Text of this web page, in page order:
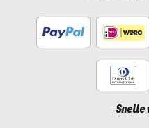
Snelle